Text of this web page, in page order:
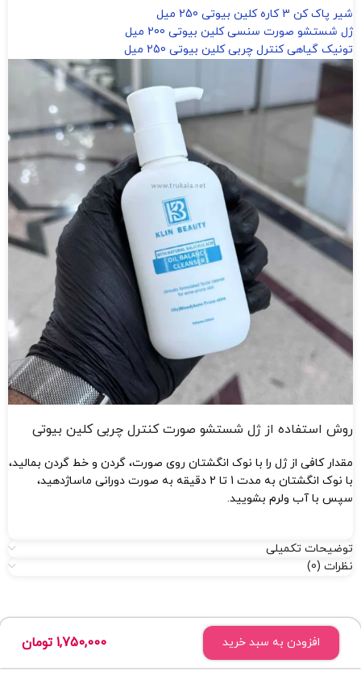
شیر پاک کن 3 کاره کلین بیوتی 250 میل
ژل شستشو صورت سنسی کلین بیوتی 200 میل
تونیک گیاهی کنترل چربی کلین بیوتی 250 میل
روش استفاده از ژل شستشو صورت کنترل چربی کلین بیوتی
مقدار کافی از ژل را با نوک انگشتان روی صورت، گردن و خط گردن بمالید،
با نوک انگشتان به مدت 1 تا 2 دقیقه به صورت دورانی ماساژدهید،
سپس با آب ولرم بشویید.
توضیحات تکمیلی
نظرات (0)
افزودن به سبد خرید 1,750,000 تومان